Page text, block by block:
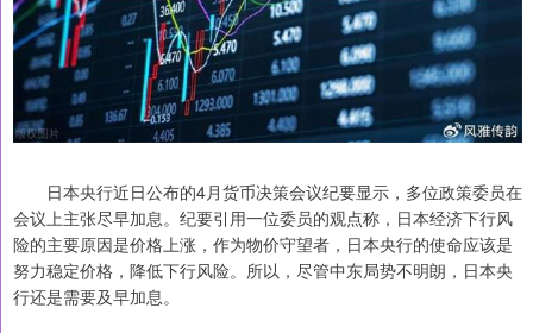
日本央行近日公布的4月货币决策会议纪要显示，多位政策委员在
会议上主张尽早加息。纪要引用一位委员的观点称，日本经济下行风
险的主要原因是价格上涨，作为物价守望者，日本央行的使命应该是
努力稳定价格，降低下行风险。所以，尽管中东局势不明朗，日本央
行还是需要及早加息。